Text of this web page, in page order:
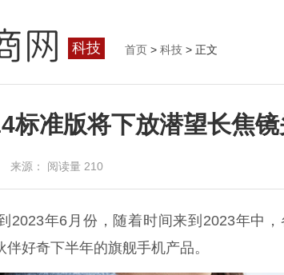
科技 首页 > 科技 > 正文
标准版将下放潜望长焦
来源： 阅读量 210
2023年6月份，随着时间来到2023年中
好奇下半年的旗舰手机产品。